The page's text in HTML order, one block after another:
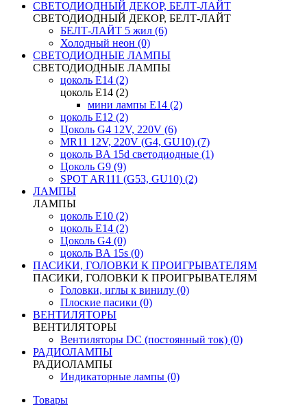
СВЕТОДИОДНЫЙ ДЕКОР, БЕЛТ-ЛАЙТ
СВЕТОДИОДНЫЙ ДЕКОР, БЕЛТ-ЛАЙТ
БЕЛТ-ЛАЙТ 5 жил (6)
Холодный неон (0)
СВЕТОДИОДНЫЕ ЛАМПЫ
СВЕТОДИОДНЫЕ ЛАМПЫ
цоколь Е14 (2)
цоколь Е14 (2)
мини лампы E14 (2)
цоколь Е12 (2)
Цоколь G4 12V, 220V (6)
MR11 12V, 220V (G4, GU10) (7)
цоколь BA 15d светодиодные (1)
Цоколь G9 (9)
SPOT AR111 (G53, GU10) (2)
ЛАМПЫ
ЛАМПЫ
цоколь Е10 (2)
цоколь Е14 (2)
Цоколь G4 (0)
цоколь BA 15s (0)
ПАСИКИ, ГОЛОВКИ К ПРОИГРЫВАТЕЛЯМ
ПАСИКИ, ГОЛОВКИ К ПРОИГРЫВАТЕЛЯМ
Головки, иглы к винилу (0)
Плоские пасики (0)
ВЕНТИЛЯТОРЫ
ВЕНТИЛЯТОРЫ
Вентиляторы DC (постоянный ток) (0)
РАДИОЛАМПЫ
РАДИОЛАМПЫ
Индикаторные лампы (0)
Товары